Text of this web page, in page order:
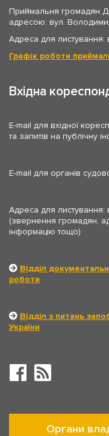
Приймальня громадян
адресою: вул.
Адреса для листування:
Графік роботи
Вхідна
E-mail для вхідної
та запитів на публічну
E-mail для органів
Адреса для листування:
(звернення громадян,
інформацію тощо)
Відділ
роботи
Відділ з питань
України
Органи